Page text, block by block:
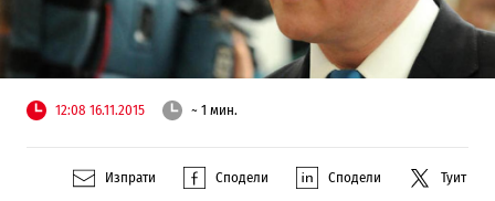
12:08 16.11.2015 ~ 1 мин.
Изпрати Сподели Сподели Туит